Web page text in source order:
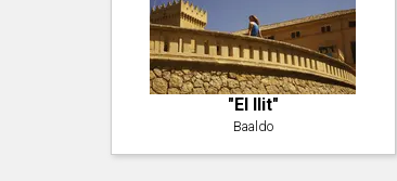
"El llit"
Baaldo